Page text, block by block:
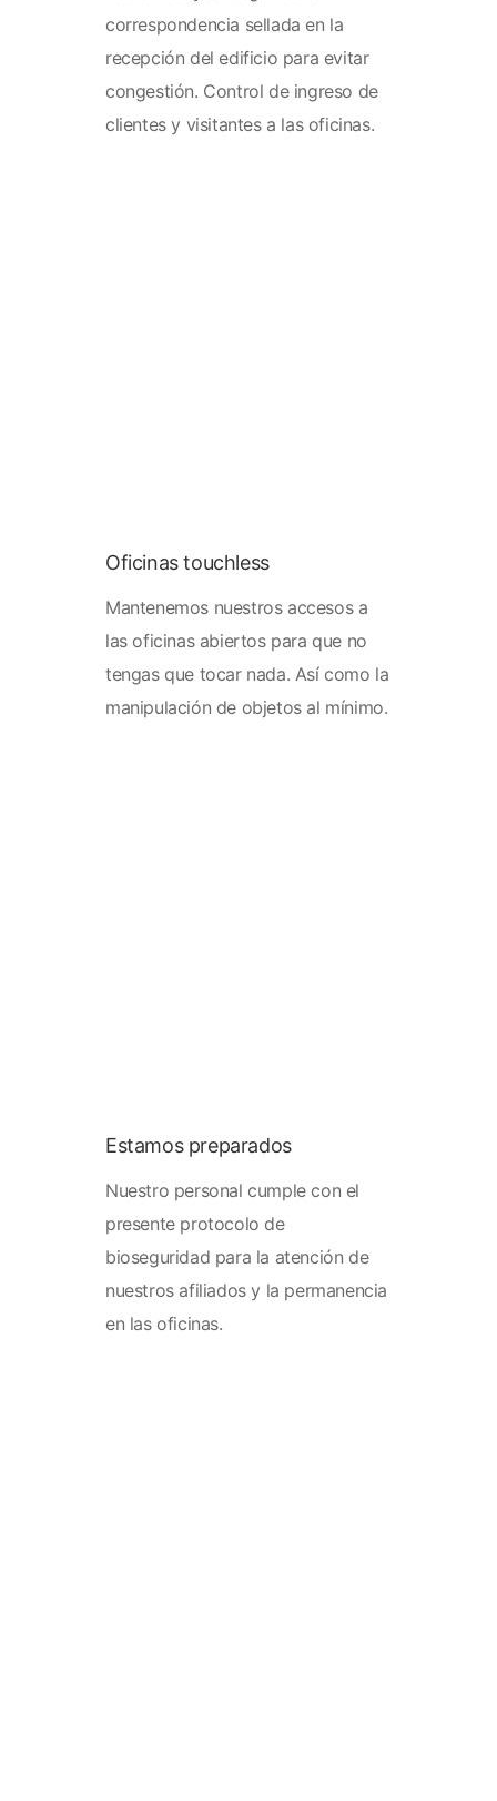
correspondencia sellada en la
recepción del edificio para evitar
congestión. Control de ingreso de
clientes y visitantes a las oficinas.
Oficinas touchless
Mantenemos nuestros accesos a
las oficinas abiertos para que no
tengas que tocar nada. Así como la
manipulación de objetos al mínimo.
Estamos preparados
Nuestro personal cumple con el
presente protocolo de
bioseguridad para la atención de
nuestros afiliados y la permanencia
en las oficinas.